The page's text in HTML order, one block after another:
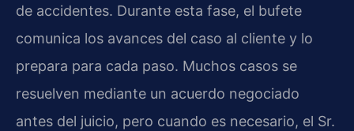
de accidentes. Durante esta fase, el bufete
comunica los avances del caso al cliente y lo
prepara para cada paso. Muchos casos se
resuelven mediante un acuerdo negociado
antes del juicio, pero cuando es necesario, el Sr.